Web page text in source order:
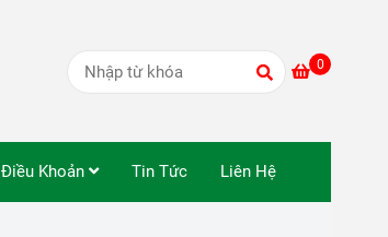
0
Điều Khoản Tin Tức Liên Hệ